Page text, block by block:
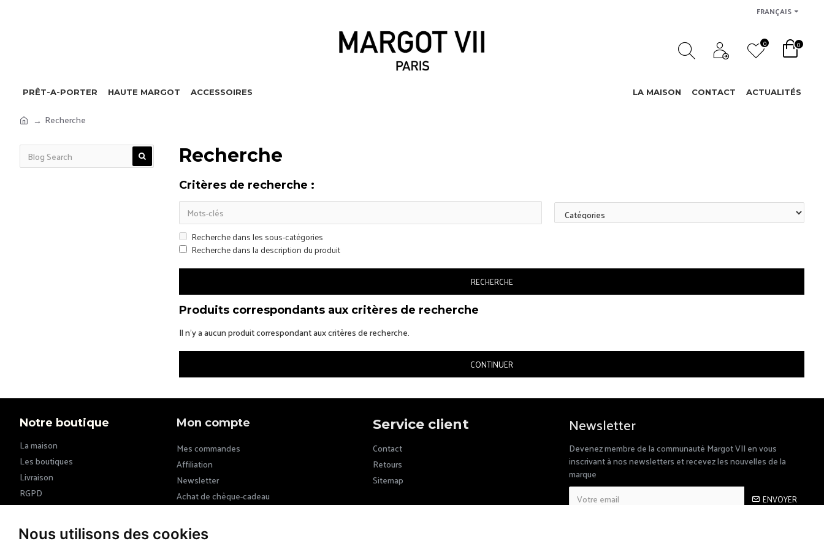
Nous utilisons des cookies
FRANÇAIS
0 0
PRÊT-A-PORTER HAUTE MARGOT ACCESSOIRES LA MAISON CONTACT ACTUALITÉS
Recherche
Recherche
Critères de recherche :
Recherche dans les sous-catégories
Recherche dans la description du produit
RECHERCHE
Produits correspondants aux critères de recherche
Il n’y a aucun produit correspondant aux critères de recherche.
CONTINUER
Notre boutique
La maison
Les boutiques
Livraison
RGPD
CGU & CGV
Mon compte
Mes commandes
Affiliation
Newsletter
Achat de chèque-cadeau
Service client
Contact
Retours
Sitemap
Newsletter
Devenez membre de la communauté Margot VII en vous
inscrivant à nos newsletters et recevez les nouvelles de la
marque
ENVOYER